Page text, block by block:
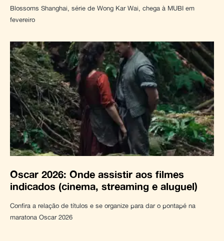
Blossoms Shanghai, série de Wong Kar Wai, chega à MUBI em
fevereiro
Oscar 2026: Onde assistir aos filmes
indicados (cinema, streaming e aluguel)
Confira a relação de títulos e se organize para dar o pontapé na
maratona Oscar 2026